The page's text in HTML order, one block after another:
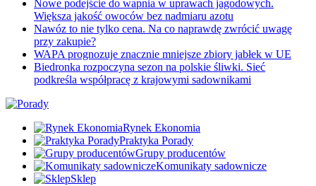
Nowe podejście do wapnia w uprawach jagodowych.
Większa jakość owoców bez nadmiaru azotu
Nawóz to nie tylko cena. Na co naprawdę zwrócić uwagę
przy zakupie?
WAPA prognozuje znacznie mniejsze zbiory jabłek w UE
Biedronka rozpoczyna sezon na polskie śliwki. Sieć
podkreśla współpracę z krajowymi sadownikami
Rynek Ekonomia
Praktyka Porady
Grupy producentów
Komunikaty sadownicze
Sklep